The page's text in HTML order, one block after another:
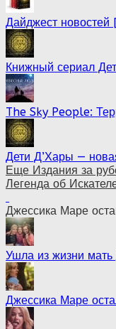
Дайджест новостей
Книжный сериал
The Sky People:
Дети Д’Хары —
Еще Издания за
Легенда об
Джессика Маре
Ушла из жизни
Джессика Маре